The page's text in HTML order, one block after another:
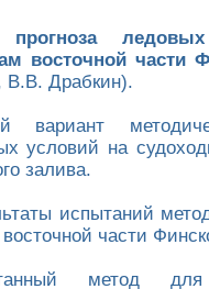
прогноза
восточной части
Драбкин).
вариант
условий на
залива.
испытаний
части
метод для